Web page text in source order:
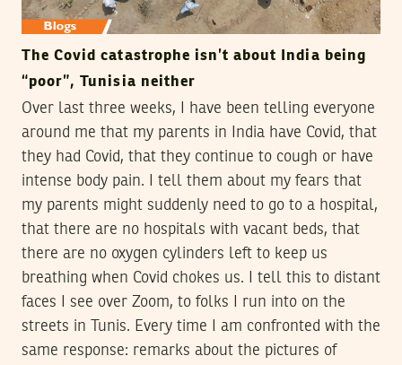
The Covid catastrophe isn’t about India being
“poor”, Tunisia neither
Over last three weeks, I have been telling everyone
around me that my parents in India have Covid, that
they had Covid, that they continue to cough or have
intense body pain. I tell them about my fears that
my parents might suddenly need to go to a hospital,
that there are no hospitals with vacant beds, that
there are no oxygen cylinders left to keep us
breathing when Covid chokes us. I tell this to distant
faces I see over Zoom, to folks I run into on the
streets in Tunis. Every time I am confronted with the
same response: remarks about the pictures of